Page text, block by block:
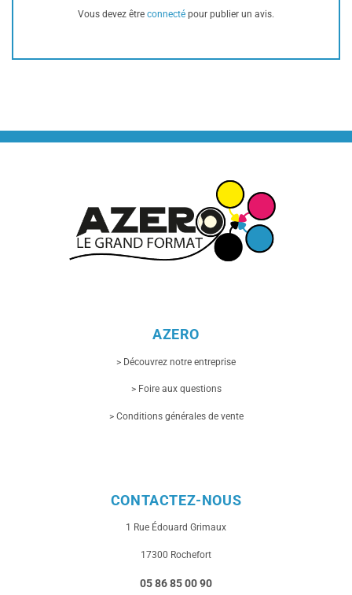
Vous devez être connecté pour publier un avis.
AZERO
> Découvrez notre entreprise
> Foire aux questions
> Conditions générales de vente
CONTACTEZ-NOUS
1 Rue Édouard Grimaux
17300 Rochefort
05 86 85 00 90